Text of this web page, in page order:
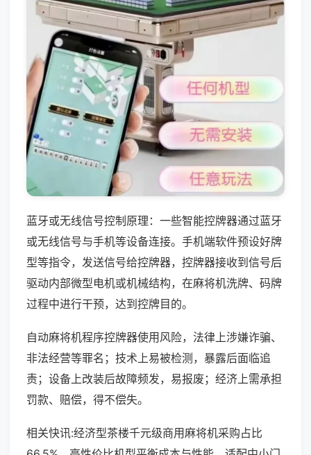
蓝牙或无线信号控制原理：一些智能控牌器通过蓝牙
或无线信号与手机等设备连接。手机端软件预设好牌
型等指令，发送信号给控牌器，控牌器接收到信号后
驱动内部微型电机或机械结构，在麻将机洗牌、码牌
过程中进行干预，达到控牌目的。
自动麻将机程序控牌器使用风险，法律上涉嫌诈骗、
非法经营等罪名；技术上易被检测，暴露后面临追
责；设备上改装后故障频发，易报废；经济上需承担
罚款、赔偿，得不偿失。
相关快讯:经济型茶楼千元级商用麻将机采购占比